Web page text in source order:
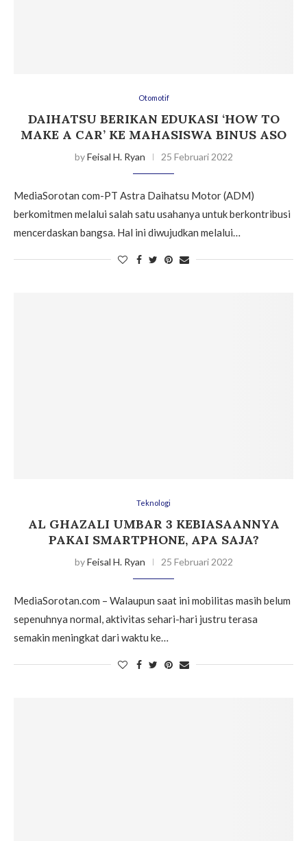
Otomotif
DAIHATSU BERIKAN EDUKASI ‘HOW TO
MAKE A CAR’ KE MAHASISWA BINUS ASO
byFeisal H. Ryan 25 Februari 2022
MediaSorotan com-PT Astra Daihatsu Motor (ADM)
berkomitmen melalui salah satu usahanya untuk berkontribusi
mencerdaskan bangsa. Hal ini diwujudkan melalui…
Teknologi
AL GHAZALI UMBAR 3 KEBIASAANNYA
PAKAI SMARTPHONE, APA SAJA?
byFeisal H. Ryan 25 Februari 2022
MediaSorotan.com – Walaupun saat ini mobilitas masih belum
sepenuhnya normal, aktivitas sehari-hari justru terasa
semakin meningkat dari waktu ke…